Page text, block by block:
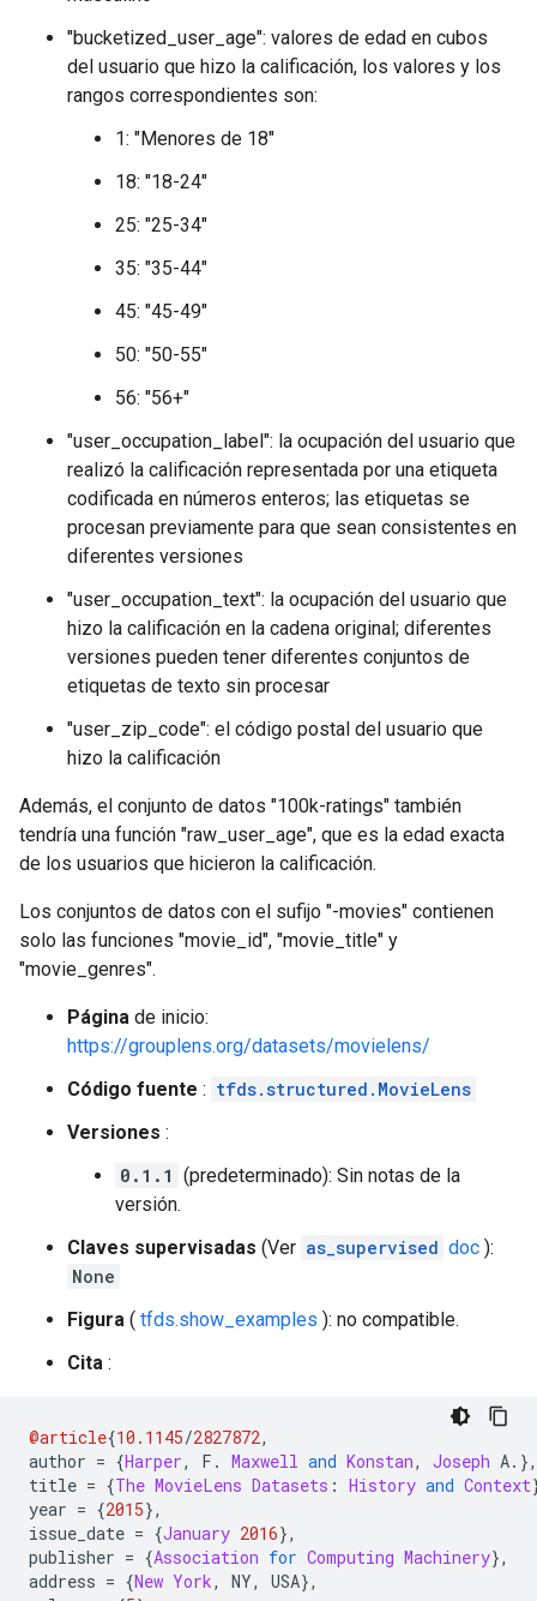
"bucketized_user_age": valores de edad en cubos
del usuario que hizo la calificación, los valores y los
rangos correspondientes son:
1: "Menores de 18"
18: "18-24"
25: "25-34"
35: "35-44"
45: "45-49"
50: "50-55"
56: "56+"
"user_occupation_label": la ocupación del usuario que
realizó la calificación representada por una etiqueta
codificada en números enteros; las etiquetas se
procesan previamente para que sean consistentes en
diferentes versiones
"user_occupation_text": la ocupación del usuario que
hizo la calificación en la cadena original; diferentes
versiones pueden tener diferentes conjuntos de
etiquetas de texto sin procesar
"user_zip_code": el código postal del usuario que
hizo la calificación
Además, el conjunto de datos "100k-ratings" también
tendría una función "raw_user_age", que es la edad exacta
de los usuarios que hicieron la calificación.
Los conjuntos de datos con el sufijo "-movies" contienen
solo las funciones "movie_id", "movie_title" y
"movie_genres".
Página de inicio:
https://grouplens.org/datasets/movielens/
Código fuente : tfds.structured.MovieLens
Versiones :
0.1.1 (predeterminado): Sin notas de la
versión.
Claves supervisadas (Ver as_supervised doc ):
None
Figura ( tfds.show_examples ): no compatible.
Cita :
@article{10.1145/2827872,
author = {Harper, F . Maxwell and Konstan, Joseph A.},
title = {The MovieLens Datasets : History and Context
year = {2015},
issue_date = {January 2016},
publisher = {Association for Computing Machinery},
address = {New York, NY, USA},